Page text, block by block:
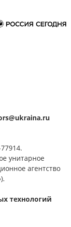
унитарное
агентство
технологий